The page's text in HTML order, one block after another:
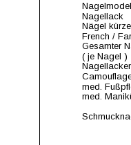
Nägel
Gesamter
( je
med.